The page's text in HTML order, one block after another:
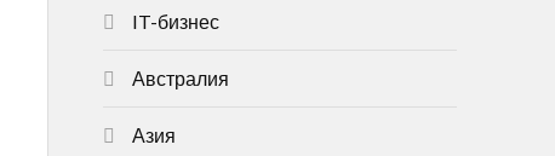
IT-бизнес
Австралия
Азия